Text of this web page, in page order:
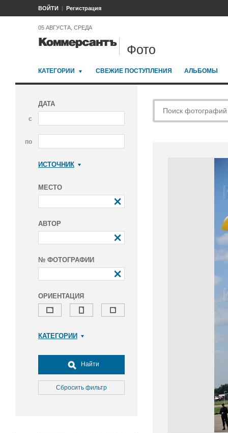
ВОЙТИ Регистрация
05 АВГУСТА, СРЕДА
Фото
КАТЕГОРИИ СВЕЖИЕ ПОСТУПЛЕНИЯ АЛЬБОМЫ
ДАТА
с
по
ИСТОЧНИК
МЕСТО
АВТОР
№ ФОТОГРАФИИ
ОРИЕНТАЦИЯ
КАТЕГОРИИ
Досуг, туризм и отдых
Культура
Медицина
Найти
Сбросить фильтр